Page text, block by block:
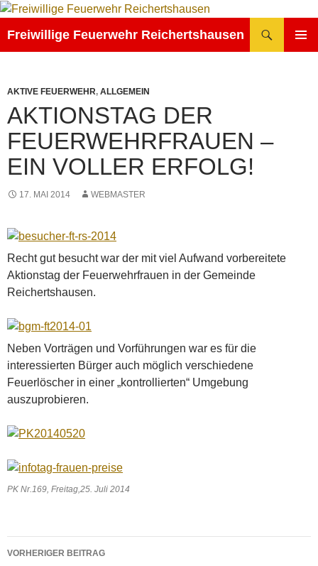
Zum
springen
Freiwillige Feuerwehr Reichertshausen
AKTIVE FEUERWEHR, ALLGEMEIN
AKTIONSTAG DER
FEUERWEHRFRAUEN –
EIN VOLLER ERFOLG!
17. MAI 2014 WEBMASTER
Recht gut besucht war der mit viel Aufwand vorbereitete
Aktionstag der Feuerwehrfrauen in der Gemeinde
Reichertshausen.
Neben Vorträgen und Vorführungen war es für die
interessierten Bürger auch möglich verschiedene
Feuerlöscher in einer „kontrollierten“ Umgebung
auszuprobieren.
PK Nr.169, Freitag,25. Juli 2014
Beitragsnavigation
VORHERIGER BEITRAG